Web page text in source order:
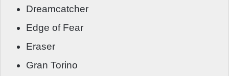
Dreamcatcher
Edge of Fear
Eraser
Gran Torino